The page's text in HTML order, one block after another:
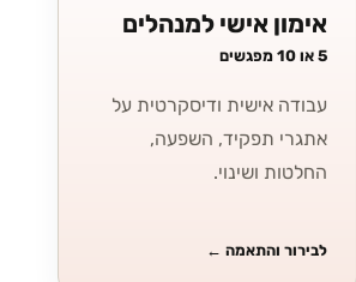
אימון אישי למנהלים
5 או 10 מפגשים
עבודה אישית ודיסקרטית על
אתגרי תפקיד, השפעה,
החלטות ושינוי.
לבירור והתאמה ←